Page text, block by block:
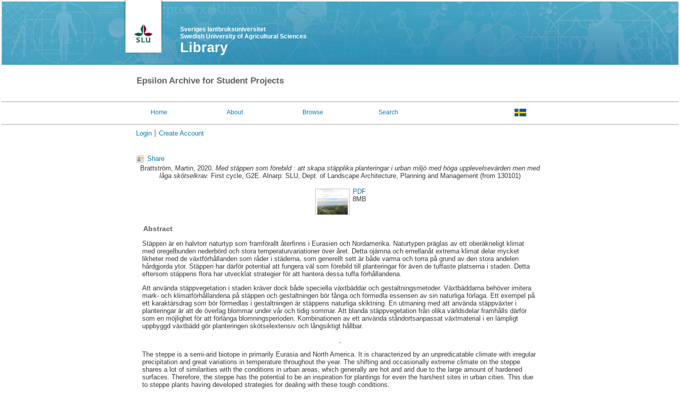
Sveriges lantbruksuniversitet
Swedish University of Agricultural Sciences
Library
Epsilon Archive for Student Projects
Home About Browse Search
Login Create Account
Share
Brattström, Martin, 2020. Med stäppen som förebild : att skapa stäpplika planteringar i urban miljö med höga upplevelsevärden men med
låga skötselkrav. First cycle, G2E. Alnarp: SLU, Dept. of Landscape Architecture, Planning and Management (from 130101)
PDF
8MB
Abstract
Stäppen är en halvtorr naturtyp som framförallt återfinns i Eurasien och Nordamerika. Naturtypen präglas av ett oberäkneligt klimat
med oregelbunden nederbörd och stora temperaturvariationer över året. Detta ojämna och emellanåt extrema klimat delar mycket
likheter med de växtförhållanden som råder i städerna, som generellt sett är både varma och torra på grund av den stora andelen
hårdgjorda ytor. Stäppen har därför potential att fungera väl som förebild till planteringar för även de tuffaste platserna i staden. Detta
eftersom stäppens flora har utvecklat strategier för att hantera dessa tuffa förhållandena.
Att använda stäppvegetation i staden kräver dock både speciella växtbäddar och gestaltningsmetoder. Växtbäddarna behöver imitera
mark- och klimatförhållandena på stäppen och gestaltningen bör fånga och förmedla essensen av sin naturliga förlaga. Ett exempel på
ett karaktärsdrag som bör förmedlas i gestaltningen är stäppens naturliga skiktning. En utmaning med att använda stäppväxter i
planteringar är att de överlag blommar under vår och tidig sommar. Att blanda stäppvegetation från olika världsdelar framhålls därför
som en möjlighet för att förlänga blomningsperioden. Kombinationen av ett använda ståndortsanpassat växtmaterial i en lämpligt
uppbyggd växtbädd gör planteringen skötselextensiv och långsiktigt hållbar.
The steppe is a semi-arid biotope in primarily Eurasia and North America. It is characterized by an unpredicatable climate with irregular
precipitation and great variations in temperature throughout the year. The shifting and occasionally extreme climate on the steppe
shares a lot of similarities with the conditions in urban areas, which generally are hot and arid due to the large amount of hardened
surfaces. Therefore, the steppe has the potential to be an inspiration for plantings for even the harshest sites in urban cities. This due
to steppe plants having developed strategies for dealing with these tough conditions.